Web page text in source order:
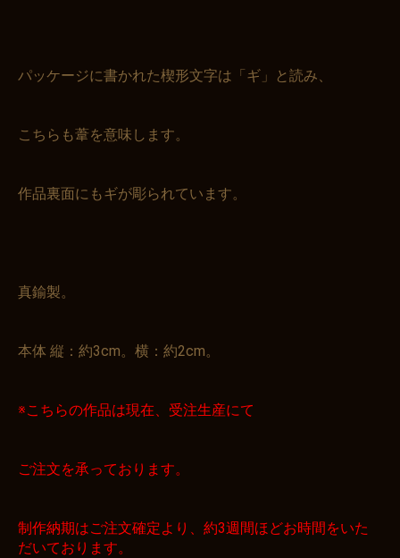
パッケージに書かれた楔形文字は「ギ」と読み、
こちらも葦を意味します。
作品裏面にもギが彫られています。
真鍮製。
本体 縦：約3cm。横：約2cm。
※こちらの作品は現在、受注生産にて
ご注文を承っております。
制作納期はご注文確定より、約3週間ほどお時間をいた
だいております。